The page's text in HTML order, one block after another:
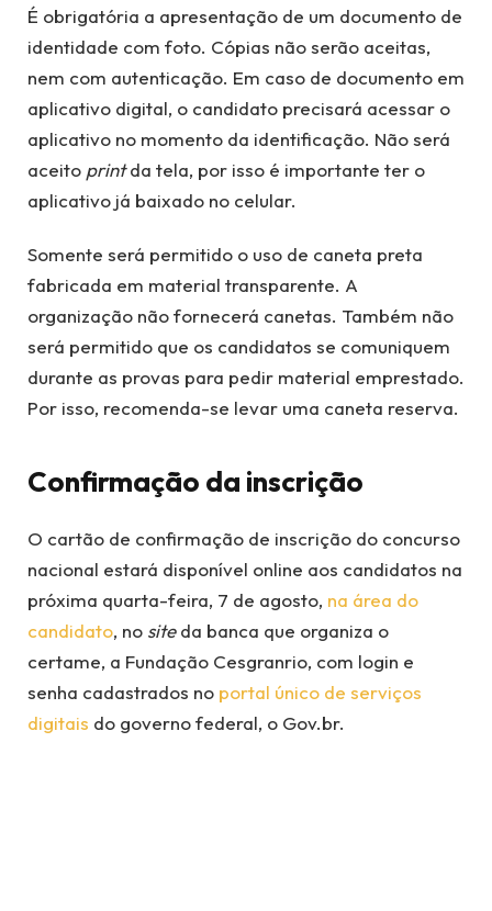
É obrigatória a apresentação de um documento de
identidade com foto. Cópias não serão aceitas,
nem com autenticação. Em caso de documento em
aplicativo digital, o candidato precisará acessar o
aplicativo no momento da identificação. Não será
aceito printda tela, por isso é importante ter o
aplicativo já baixado no celular.
Somente será permitido o uso de caneta preta
fabricada em material transparente. A
organização não fornecerá canetas. Também não
será permitido que os candidatos se comuniquem
durante as provas para pedir material emprestado.
Por isso, recomenda-se levar uma caneta reserva.
Confirmação da inscrição
O cartão de confirmação de inscrição do concurso
nacional estará disponível online aos candidatos na
próxima quarta-feira, 7 de agosto, na área do
candidato, no siteda banca que organiza o
certame, a Fundação Cesgranrio, com login e
senha cadastrados no portal único de serviços
digitais do governo federal, o Gov.br.